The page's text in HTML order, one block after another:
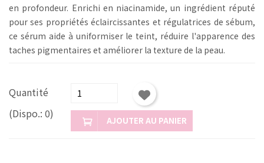
en profondeur. Enrichi en niacinamide, un ingrédient réputé
pour ses propriétés éclaircissantes et régulatrices de sébum,
ce sérum aide à uniformiser le teint, réduire l'apparence des
taches pigmentaires et améliorer la texture de la peau.
Quantité
(Dispo.: 0)
AJOUTER AU PANIER